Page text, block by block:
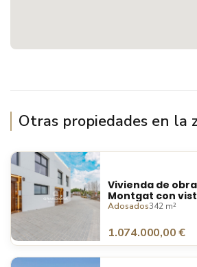
Otras propiedades en la
Vivienda de
Montgat con
excelente
Adosados342 m²
1.074.000,00 €